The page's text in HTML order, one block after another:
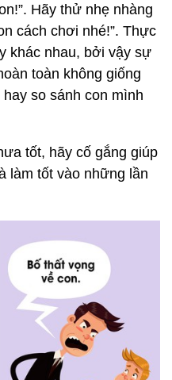
Hãy thử nhẹ nhàng
cách chơi nhé!”. Thực
khác nhau, bởi vậy sự
toàn không giống
so sánh con mình
tốt, hãy cố gắng giúp
làm tốt vào những lần